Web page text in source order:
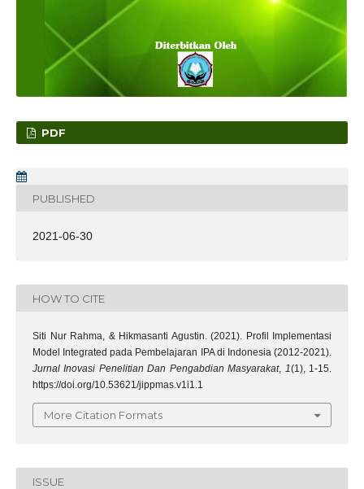
PDF
PUBLISHED
2021-06-30
HOW TO CITE
Siti Nur Rahma, & Hikmasanti Agustin. (2021). Profil Implementasi
Model Integrated pada Pembelajaran IPA di Indonesia (2012-2021).
Jurnal Inovasi Penelitian Dan Pengabdian Masyarakat, 1(1), 1-15.
https://doi.org/10.53621/jippmas.v1i1.1
More Citation Formats
ISSUE